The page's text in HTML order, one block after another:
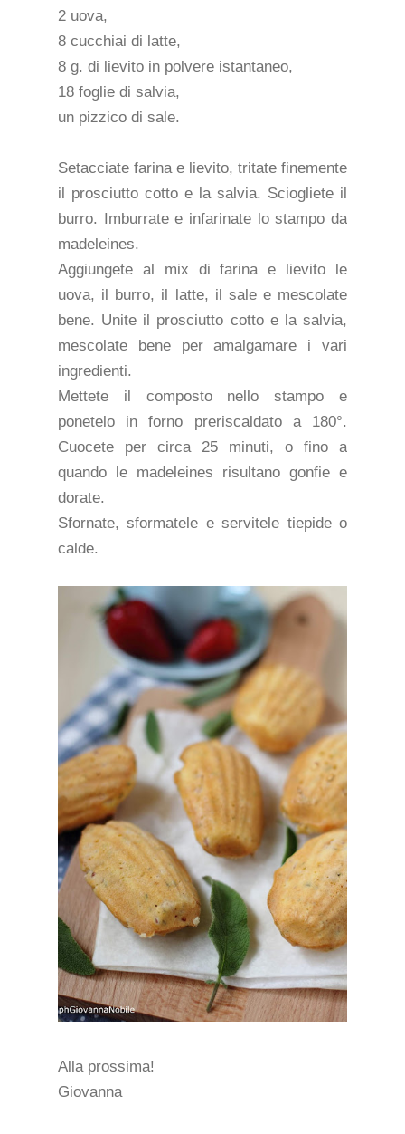
2 uova,
8 cucchiai di latte,
8 g. di lievito in polvere istantaneo,
18 foglie di salvia,
un pizzico di sale.
Setacciate farina e lievito, tritate finemente
il prosciutto cotto e la salvia. Sciogliete il
burro. Imburrate e infarinate lo stampo da
madeleines.
Aggiungete al mix di farina e lievito le
uova, il burro, il latte, il sale e mescolate
bene. Unite il prosciutto cotto e la salvia,
mescolate bene per amalgamare i vari
ingredienti.
Mettete il composto nello stampo e
ponetelo in forno preriscaldato a 180°.
Cuocete per circa 25 minuti, o fino a
quando le madeleines risultano gonfie e
dorate.
Sfornate, sformatele e servitele tiepide o
calde.
Alla prossima!
Giovanna